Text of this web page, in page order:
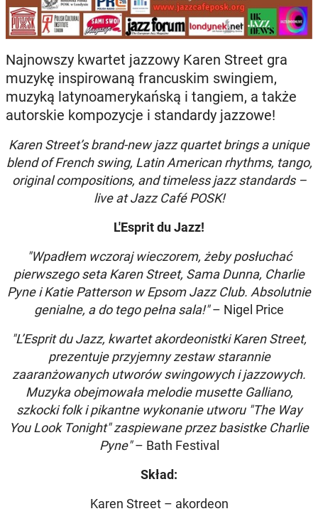
Najnowszy kwartet jazzowy Karen Street gra
muzykę inspirowaną francuskim swingiem,
muzyką latynoamerykańską i tangiem, a także
autorskie kompozycje i standardy jazzowe!
Karen Street’s brand-new jazz quartet brings a unique
blend of French swing, Latin American rhythms, tango,
original compositions, and timeless jazz standards –
live at Jazz CaféPOSK!
L'Esprit du Jazz!
"Wpadłem wczoraj wieczorem, żeby posłuchać
pierwszego seta Karen Street, Sama Dunna, Charlie
Pyne i Katie Patterson w Epsom Jazz Club. Absolutnie
genialne, a do tego pełna sala!"– Nigel Price
"L’Esprit du Jazz, kwartet akordeonistki Karen Street,
prezentuje przyjemny zestaw starannie
zaaranżowanych utworów swingowych i jazzowych.
Muzyka obejmowała melodie musette Galliano,
szkocki folk i pikantne wykonanie utworu "The Way
You Look Tonight" zaspiewane przez basistke Charlie
Pyne"– Bath Festival
Skład:
Karen Street – akordeon